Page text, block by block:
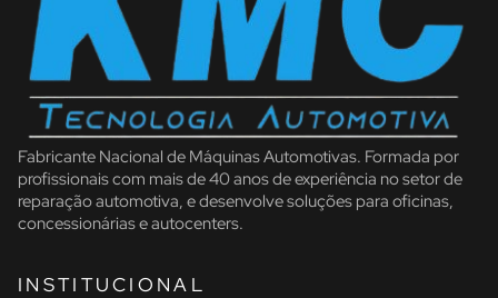
Fabricante Nacional de Máquinas Automotivas. Formada por
profissionais com mais de 40 anos de experiência no setor de
reparação automotiva, e desenvolve soluções para oficinas,
concessionárias e autocenters.
INSTITUCIONAL